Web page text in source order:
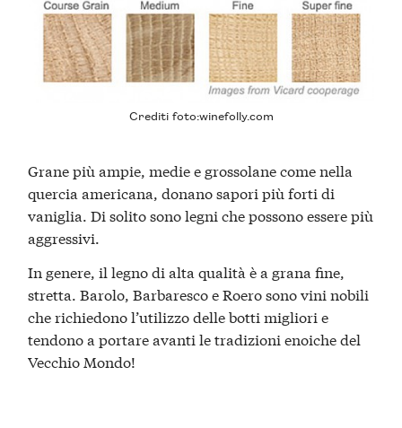
Crediti foto:winefolly.com
Grane più ampie, medie e grossolane come nella
quercia americana, donano sapori più forti di
vaniglia. Di solito sono legni che possono essere più
aggressivi.
In genere, il legno di alta qualità è a grana fine,
stretta. Barolo, Barbaresco e Roero sono vini nobili
che richiedono l’utilizzo delle botti migliori e
tendono a portare avanti le tradizioni enoiche del
Vecchio Mondo!